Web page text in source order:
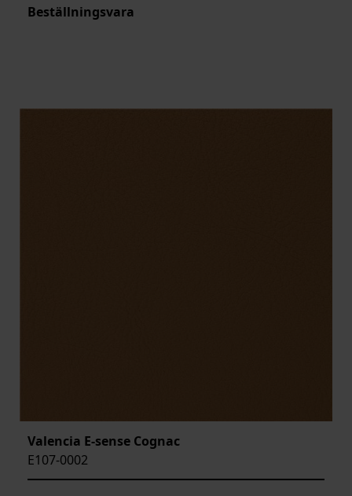
Beställningsvara
Valencia E-sense Cognac
E107-0002